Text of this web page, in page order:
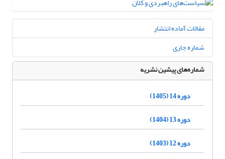
مقالات آماده انتشار
شماره جاری
شماره‌های پیشین نشریه
دوره 14 (1405)
دوره 13 (1404)
دوره 12 (1403)